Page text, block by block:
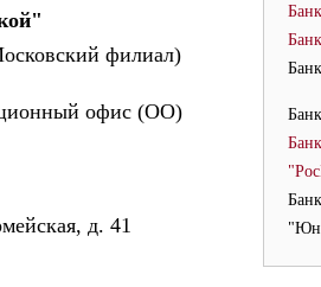
филиал)
офис (ОО)
д. 41